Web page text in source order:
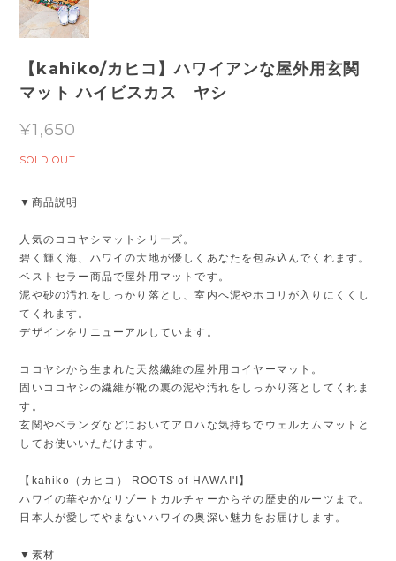
【kahiko/カヒコ】ハワイアンな屋外用玄関
マット ハイビスカス ヤシ
¥1,650
SOLD OUT
▼商品説明
人気のココヤシマットシリーズ。
碧く輝く海、ハワイの大地が優しくあなたを包み込んでくれます。
ベストセラー商品で屋外用マットです。
泥や砂の汚れをしっかり落とし、室内へ泥やホコリが入りにくくし
てくれます。
デザインをリニューアルしています。
ココヤシから生まれた天然繊維の屋外用コイヤーマット。
固いココヤシの繊維が靴の裏の泥や汚れをしっかり落としてくれま
す。
玄関やベランダなどにおいてアロハな気持ちでウェルカムマットと
してお使いいただけます。
【kahiko（カヒコ） ROOTS of HAWAI'I】
ハワイの華やかなリゾートカルチャーからその歴史的ルーツまで。
日本人が愛してやまないハワイの奥深い魅力をお届けします。
▼素材